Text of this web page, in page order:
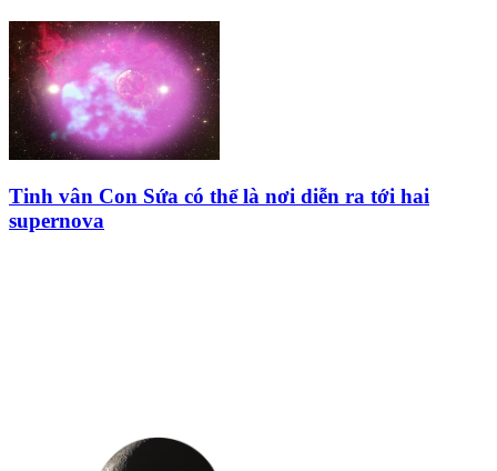
Tinh vân Con Sứa có thể là nơi diễn ra tới hai
supernova